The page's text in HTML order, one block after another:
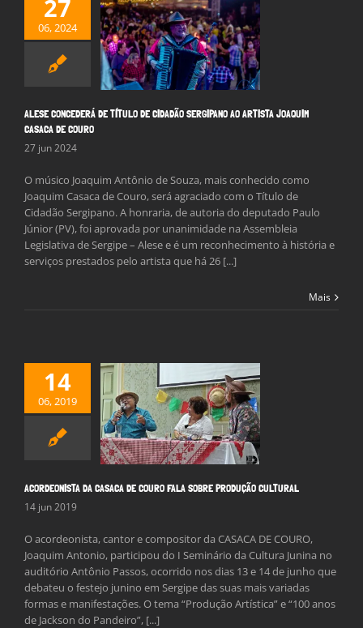
27
06, 2024
DE
DE CIDADÃO
CASACA DE
ALESE CONCEDERÁ DE TÍTULO DE CIDADÃO SERGIPANO AO ARTISTA JOAQUIM
CASACA DE COURO
27 jun 2024
O músico Joaquim Antônio de Souza, mais conhecido como
Joaquim Casaca de Couro, será agraciado com o Título de
Cidadão Sergipano. A honraria, de autoria do deputado Paulo
Júnior (PV), foi aprovada por unanimidade na Assembleia
Legislativa de Sergipe – Alese e é um reconhecimento à história e
serviços prestados pelo artista que há 26 [...]
Mais
14
06, 2019
DA
COURO FALA
PRODUÇÃO
ACORDEONISTA DA CASACA DE COURO FALA SOBRE PRODUÇÃO CULTURAL
14 jun 2019
O acordeonista, cantor e compositor da CASACA DE COURO,
Joaquim Antonio, participou do I Seminário da Cultura Junina no
auditório Antônio Passos, ocorrido nos dias 13 e 14 de junho que
debateu o festejo junino em Sergipe das suas mais variadas
formas e manifestações. O tema “Produção Artística” e “100 anos
de Jackson do Pandeiro”, [...]